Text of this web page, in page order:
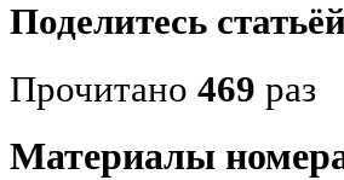
Поделитесь
Прочитано 469 раз
Материалы